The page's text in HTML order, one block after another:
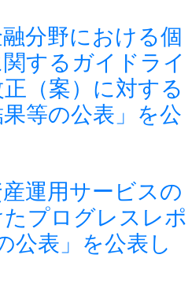
分野における個
するガイドライ
（案）に対する
等の公表」を公
運用サービスの
プログレスレポ
公表」を公表し